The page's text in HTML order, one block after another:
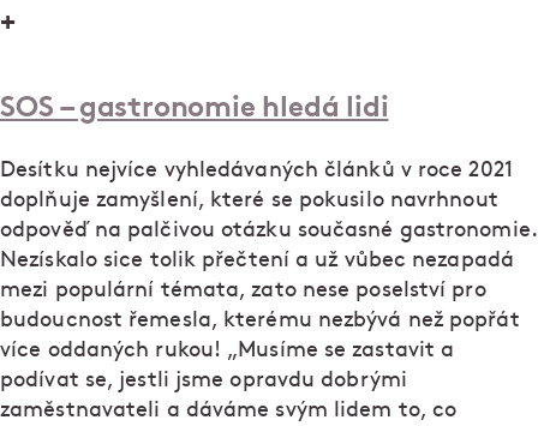
+
SOS – gastronomie hledá lidi
Desítku nejvíce vyhledávaných článků v roce 2021
doplňuje zamyšlení, které se pokusilo navrhnout
odpověď na palčivou otázku současné gastronomie.
Nezískalo sice tolik přečtení a už vůbec nezapadá
mezi populární témata, zato nese poselství pro
budoucnost řemesla, kterému nezbývá než popřát
více oddaných rukou! „Musíme se zastavit a
podívat se, jestli jsme opravdu dobrými
zaměstnavateli a dáváme svým lidem to, co